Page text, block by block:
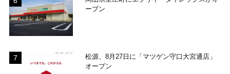
ープン
松源、8月27日に「マツゲン守口大宮通店」
オープン